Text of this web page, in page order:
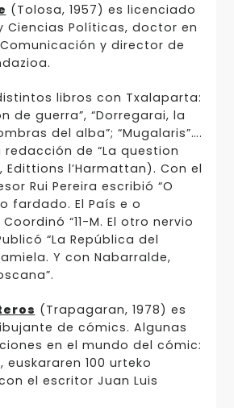
(Tolosa, 1957) es licenciado
Ciencias Políticas, doctor en
y director de
libros con Txalaparta:
de guerra”, “Dorregarai, la
del alba”; “Mugalaris”….
de “La question
Edittions l’Harmattan). Con el
Rui Pereira escribió “O
fardado. El País e o
“11-M. El otro nervio
“La República del
Y con Nabarralde,
(Trapagaran, 1978) es
de cómics. Algunas
en el mundo del cómic:
euskararen 100 urteko
el escritor Juan Luis